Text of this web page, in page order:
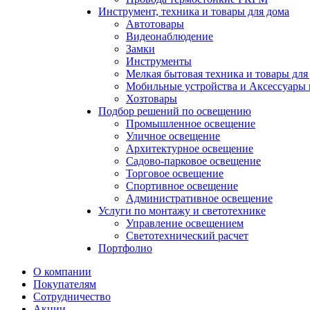
Инструмент, техника и товары для дома
Автотовары
Видеонаблюдение
Замки
Инструменты
Мелкая бытовая техника и товары для
Мобильные устройства и Аксессуары
Хозтовары
Подбор решений по освещению
Промышленное освещение
Уличное освещение
Архитектурное освещение
Садово-парковое освещение
Торговое освещение
Спортивное освещение
Административное освещение
Услуги по монтажу и светотехнике
Управление освещением
Светотехнический расчет
Портфолио
О компании
Покупателям
Сотрудничество